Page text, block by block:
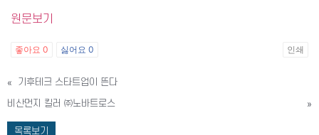
원문보기
좋아요 0 싫어요 0 인쇄
«
기후테크 스타트업이 뜬다
비산먼지 킬러 ㈜노바트로스
»
목록보기